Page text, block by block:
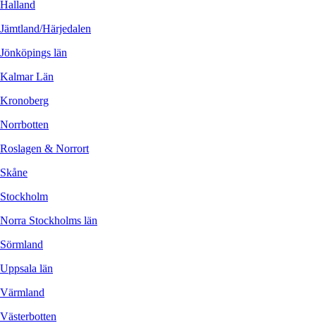
Halland
Jämtland/Härjedalen
Jönköpings län
Kalmar Län
Kronoberg
Norrbotten
Roslagen & Norrort
Skåne
Stockholm
Norra Stockholms län
Sörmland
Uppsala län
Värmland
Västerbotten